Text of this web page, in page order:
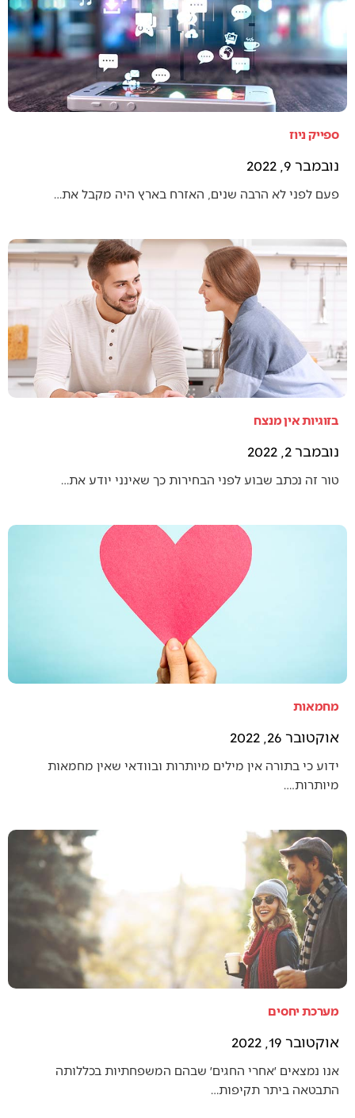
ספייק ניוז
נובמבר 9, 2022
פעם לפני לא הרבה שנים, האזרח בארץ היה מקבל את…
בזוגיות אין מנצח
נובמבר 2, 2022
טור זה נכתב שבוע לפני הבחירות כך שאינני יודע את…
מחמאות
אוקטובר 26, 2022
ידוע כי בתורה אין מילים מיותרות ובוודאי שאין מחמאות
מיותרות.…
מערכת יחסים
אוקטובר 19, 2022
אנו נמצאים ׳אחרי החגים׳ שבהם המשפחתיות בכללותה
התבטאה ביתר תקיפות…